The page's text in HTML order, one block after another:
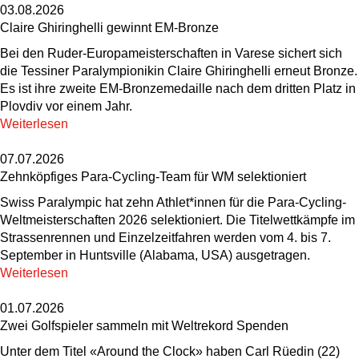
03.08.2026
Claire Ghiringhelli gewinnt EM-Bronze
Bei den Ruder-Europameisterschaften in Varese sichert sich
die Tessiner Paralympionikin Claire Ghiringhelli erneut Bronze.
Es ist ihre zweite EM-Bronzemedaille nach dem dritten Platz in
Plovdiv vor einem Jahr.
Weiterlesen
07.07.2026
Zehnköpfiges Para-Cycling-Team für WM selektioniert
Swiss Paralympic hat zehn Athlet*innen für die Para-Cycling-
Weltmeisterschaften 2026 selektioniert. Die Titelwettkämpfe im
Strassenrennen und Einzelzeitfahren werden vom 4. bis 7.
September in Huntsville (Alabama, USA) ausgetragen.
Weiterlesen
01.07.2026
Zwei Golfspieler sammeln mit Weltrekord Spenden
Unter dem Titel «Around the Clock» haben Carl Rüedin (22)